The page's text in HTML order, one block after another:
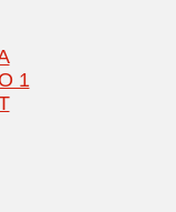
1